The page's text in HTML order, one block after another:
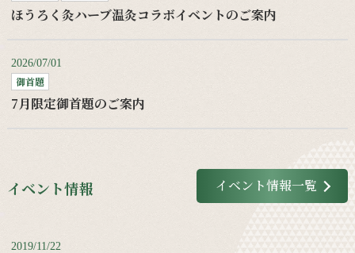
ほうろく灸ハーブ温灸コラボイベントのご案内
2026/07/01
御首題
7月限定御首題のご案内
イベント情報 イベント情報一覧
2019/11/22